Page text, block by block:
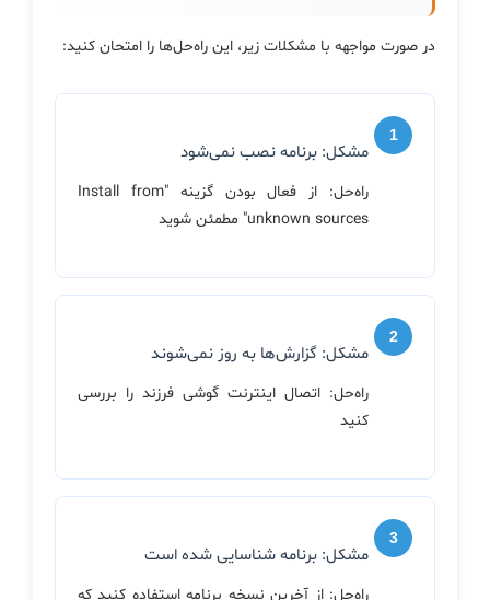
در صورت مواجهه با مشکلات زیر، این راه‌حل‌ها را امتحان کنید:
مشکل: برنامه نصب نمی‌شود
راه‌حل: از فعال بودن گزینه "Install from
unknown sources" مطمئن شوید
مشکل: گزارش‌ها به روز نمی‌شوند
راه‌حل: اتصال اینترنت گوشی فرزند را بررسی
کنید
مشکل: برنامه شناسایی شده است
راه‌حل: از آخرین نسخه برنامه استفاده کنید که